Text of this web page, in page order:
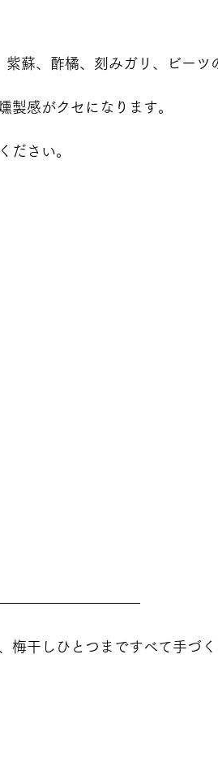
紫蘇、酢橘、刻みガリ、ビー
製感がクセになります。
ださい。
梅干しひとつまですべて手づく